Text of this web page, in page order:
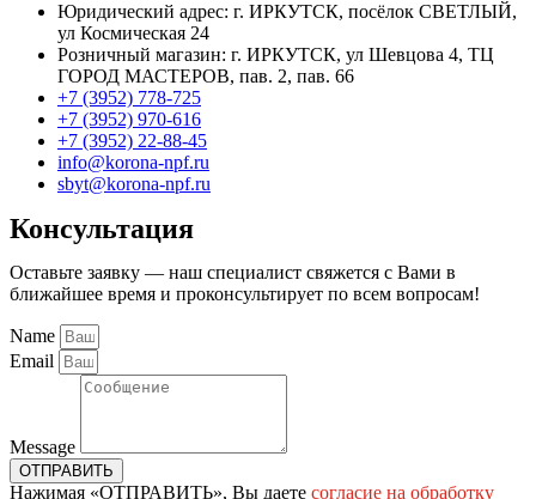
Юридический адрес: г. ИРКУТСК, посёлок СВЕТЛЫЙ,
ул Космическая 24
Розничный магазин: г. ИРКУТСК, ул Шевцова 4, ТЦ
ГОРОД МАСТЕРОВ, пав. 2, пав. 66
+7 (3952) 778-725
+7 (3952) 970-616
+7 (3952) 22-88-45
info@korona-npf.ru
sbyt@korona-npf.ru
Консультация
Оставьте заявку — наш специалист свяжется с Вами в
ближайшее время и проконсультирует по всем вопросам!
Name
Email
Message
ОТПРАВИТЬ
Нажимая «ОТПРАВИТЬ», Вы даете согласие на обработку